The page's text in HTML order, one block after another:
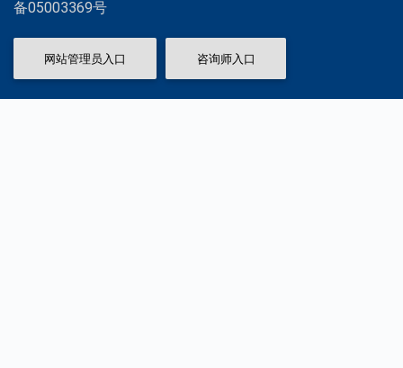
备05003369号
网站管理员入口 咨询师入口